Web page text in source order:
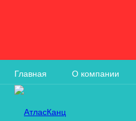
Главная О компании